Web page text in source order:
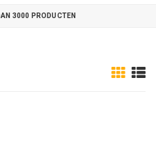
3000 PRODUCTEN